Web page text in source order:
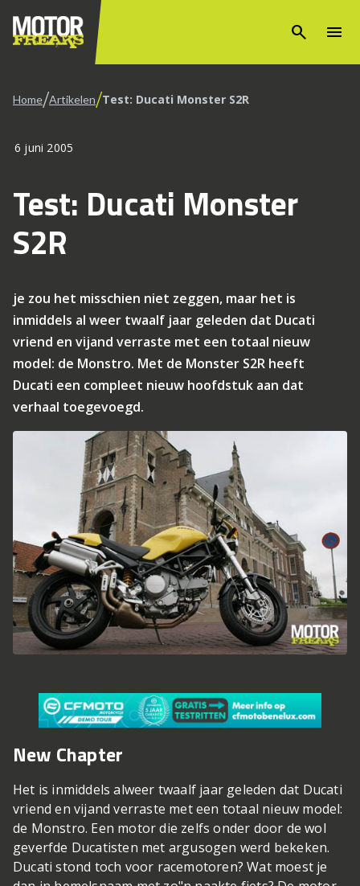
search menu
Home/Artikelen/Test: Ducati Monster S2R
6 juni 2005
Test: Ducati Monster
S2R
je zou het misschien niet zeggen, maar het is
inmiddels al weer twaalf jaar geleden dat Ducati
vriend en vijand verraste met een totaal nieuw
model: de Monstro. Met de Monster S2R heeft
Ducati een compleet nieuw hoofdstuk aan dat
verhaal toegevoegd.
New Chapter
Het is inmiddels alweer twaalf jaar geleden dat Ducati
vriend en vijand verraste met een totaal nieuw model:
de Monstro. Een motor die zelfs onder door de wol
geverfde Ducatisten met argusogen werd bekeken.
Ducati stond toch voor racemotoren? Wat moest je